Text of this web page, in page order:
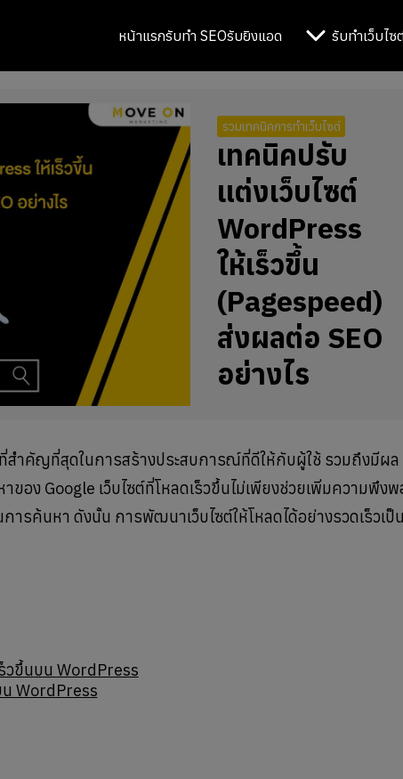
หน้าแรกรับทำ SEOรับยิงแอด รับทำเว็บไซ
รวมเทคนิคการทำเว็บไซต์
เทคนิคปรับ
แต่งเว็บไซต์
WordPress
ให้เร็วขึ้น
(Pagespeed)
ส่งผลต่อ SEO
อย่างไร
ที่สำคัญที่สุดในการสร้างประสบการณ์ที่ดีให้กับผู้ใช้ รวมถึงมีผล
อง Google เว็บไซต์ที่โหลดเร็วขึ้นไม่เพียงช่วยเพิ่มความพึงพ
ารค้นหา ดังนั้น การพัฒนาเว็บไซต์ให้โหลดได้อย่างรวดเร็วเป็
วขึ้นบน WordPress
น WordPress